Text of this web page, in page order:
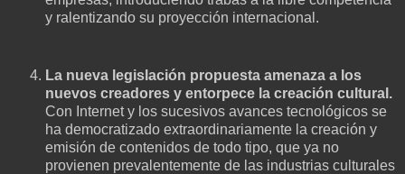
y ralentizando su proyección internacional.
La nueva legislación propuesta amenaza a los
nuevos creadores y entorpece la creación cultural.
Con Internet y los sucesivos avances tecnológicos se
ha democratizado extraordinariamente la creación y
emisión de contenidos de todo tipo, que ya no
provienen prevalentemente de las industrias culturales